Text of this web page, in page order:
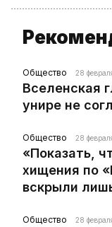
Общество 28
Вселенская
унире не
Общество 28
«Показать,
хищения по
вскрыли
Общество 28